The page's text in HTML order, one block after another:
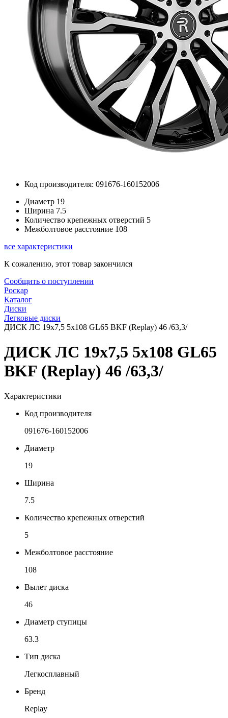
Код производителя: 091676-160152006
Диаметр 19
Ширина 7.5
Количество крепежных отверстий 5
Межболтовое расстояние 108
все характеристики
К сожалению, этот товар закончился
Сообщить о поступлении
Роскар
Каталог
Диски
Легковые диски
ДИСК ЛС 19x7,5 5x108 GL65 BKF (Replay) 46 /63,3/
ДИСК ЛС 19x7,5 5x108 GL65
BKF (Replay) 46 /63,3/
Характеристики
Код производителя
091676-160152006
Диаметр
19
Ширина
7.5
Количество крепежных отверстий
5
Межболтовое расстояние
108
Вылет диска
46
Диаметр ступицы
63.3
Тип диска
Легкосплавный
Бренд
Replay